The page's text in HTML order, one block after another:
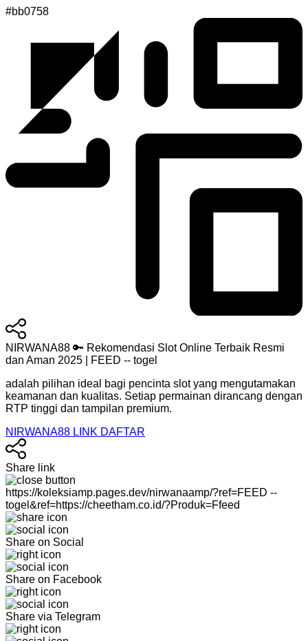
#bb0758
NIRWANA88 🔑 Rekomendasi Slot Online Terbaik Resmi
dan Aman 2025 | FEED -- togel
adalah pilihan ideal bagi pencinta slot yang mengutamakan
keamanan dan kualitas. Setiap permainan dirancang dengan
RTP tinggi dan tampilan premium.
NIRWANA88 LINK DAFTAR
Share link
https://koleksiamp.pages.dev/nirwanaamp/?ref=FEED --
togel&ref=https://cheetham.co.id/?Produk=Ffeed
Share on Social
Share on Facebook
Share via Telegram